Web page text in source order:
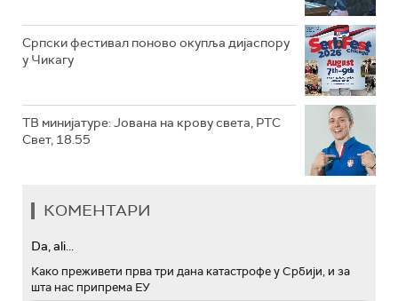
Српски фестивал поново окупља дијаспору
у Чикагу
ТВ минијатуре: Јована на крову света, РТС
Свет, 18.55
КОМЕНТАРИ
Da, ali...
Како преживети прва три дана катастрофе у Србији, и за
шта нас припрема ЕУ